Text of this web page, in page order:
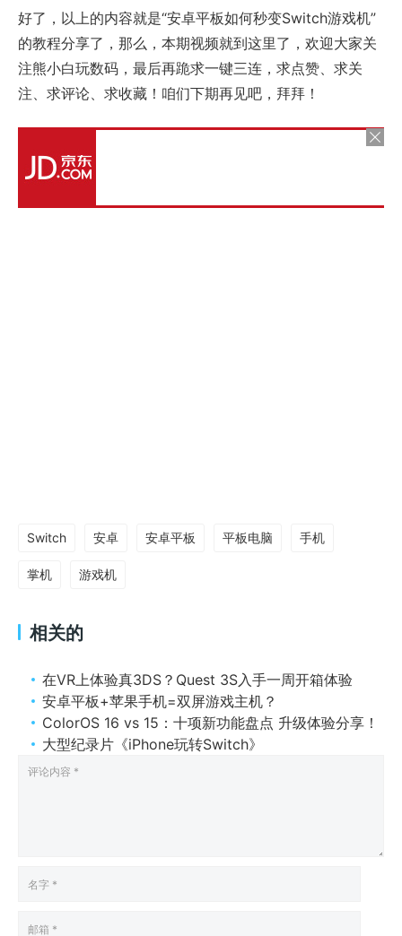
好了，以上的内容就是“安卓平板如何秒变Switch游戏机”
的教程分享了，那么，本期视频就到这里了，欢迎大家关
注熊小白玩数码，最后再跪求一键三连，求点赞、求关
注、求评论、求收藏！咱们下期再见吧，拜拜！
Switch 安卓 安卓平板 平板电脑 手机
掌机 游戏机
相关的
在VR上体验真3DS？Quest 3S入手一周开箱体验
安卓平板+苹果手机=双屏游戏主机？
ColorOS 16 vs 15：十项新功能盘点 升级体验分享！
大型纪录片《iPhone玩转Switch》